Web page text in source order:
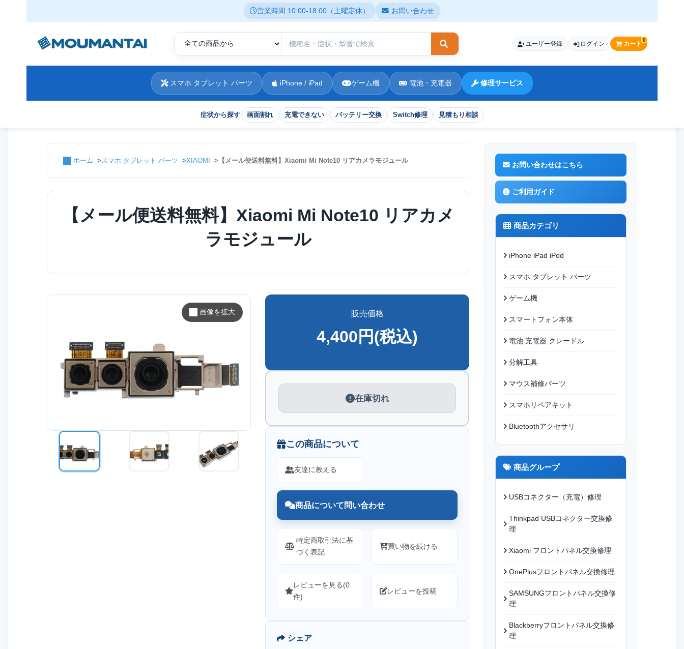
営業時間 10:00-18:00（土曜定休） お問い合わせ
検索
症状から探す 画面割れ 充電できない バッテリー交換 Switch修理 見積もり相談
ユーザー登録 ログイン カート
0
スマホ タブレット パーツ iPhone / iPad ゲーム機 電池・充電器 修理サービス
ホーム スマホ タブレット パーツ XIAOMI 【メール便送料無料】Xiaomi Mi Note10 リアカメラモジュール
【メール便送料無料】Xiaomi Mi Note10 リアカメ
ラモジュール
画像を拡大 販売価格
4,400円(税込)
在庫切れ
この商品について
友達に教える
商品について問い合わせ
特定商取引法に基
づく表記
買い物を続ける
レビューを見る(0
件)
レビューを投稿
シェア
お問い合わせはこちら
ご利用ガイド
商品カテゴリ
iPhone iPad iPod
スマホ タブレット パーツ
ゲーム機
スマートフォン本体
電池 充電器 クレードル
分解工具
マウス補修パーツ
スマホリペアキット
Bluetoothアクセサリ
商品グループ
USBコネクター（充電）修理
Thinkpad USBコネクター交換修
理
Xiaomi フロントパネル交換修理
OnePlusフロントパネル交換修理
SAMSUNGフロントパネル交換修
理
Blackberryフロントパネル交換修
理